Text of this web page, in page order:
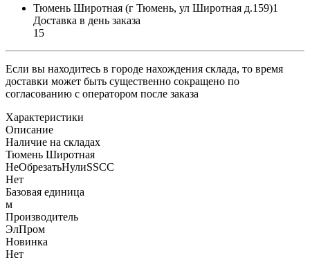
Тюмень Широтная (г Тюмень, ул Широтная д.159)1
Доставка в день заказа
15
Если вы находитесь в городе нахождения склада, то время
доставки может быть существенно сокращено по
согласованию с оператором после заказа
Характеристики
Описание
Наличие на складах
Тюмень Широтная
НеОбрезатьНулиSSCC
Нет
Базовая единица
м
Производитель
ЭлПром
Новинка
Нет